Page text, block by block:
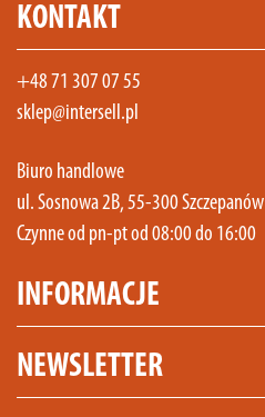
KONTAKT
+48 71 307 07 55
sklep@intersell.pl
Biuro handlowe
ul. Sosnowa 2B, 55-300 Szczepanów
Czynne od pn-pt od 08:00 do 16:00
INFORMACJE
NEWSLETTER